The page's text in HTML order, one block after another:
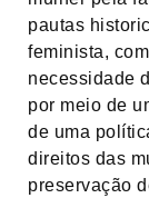
pautas
feminista,
necessidade
por meio de
de uma
direitos das
preservação